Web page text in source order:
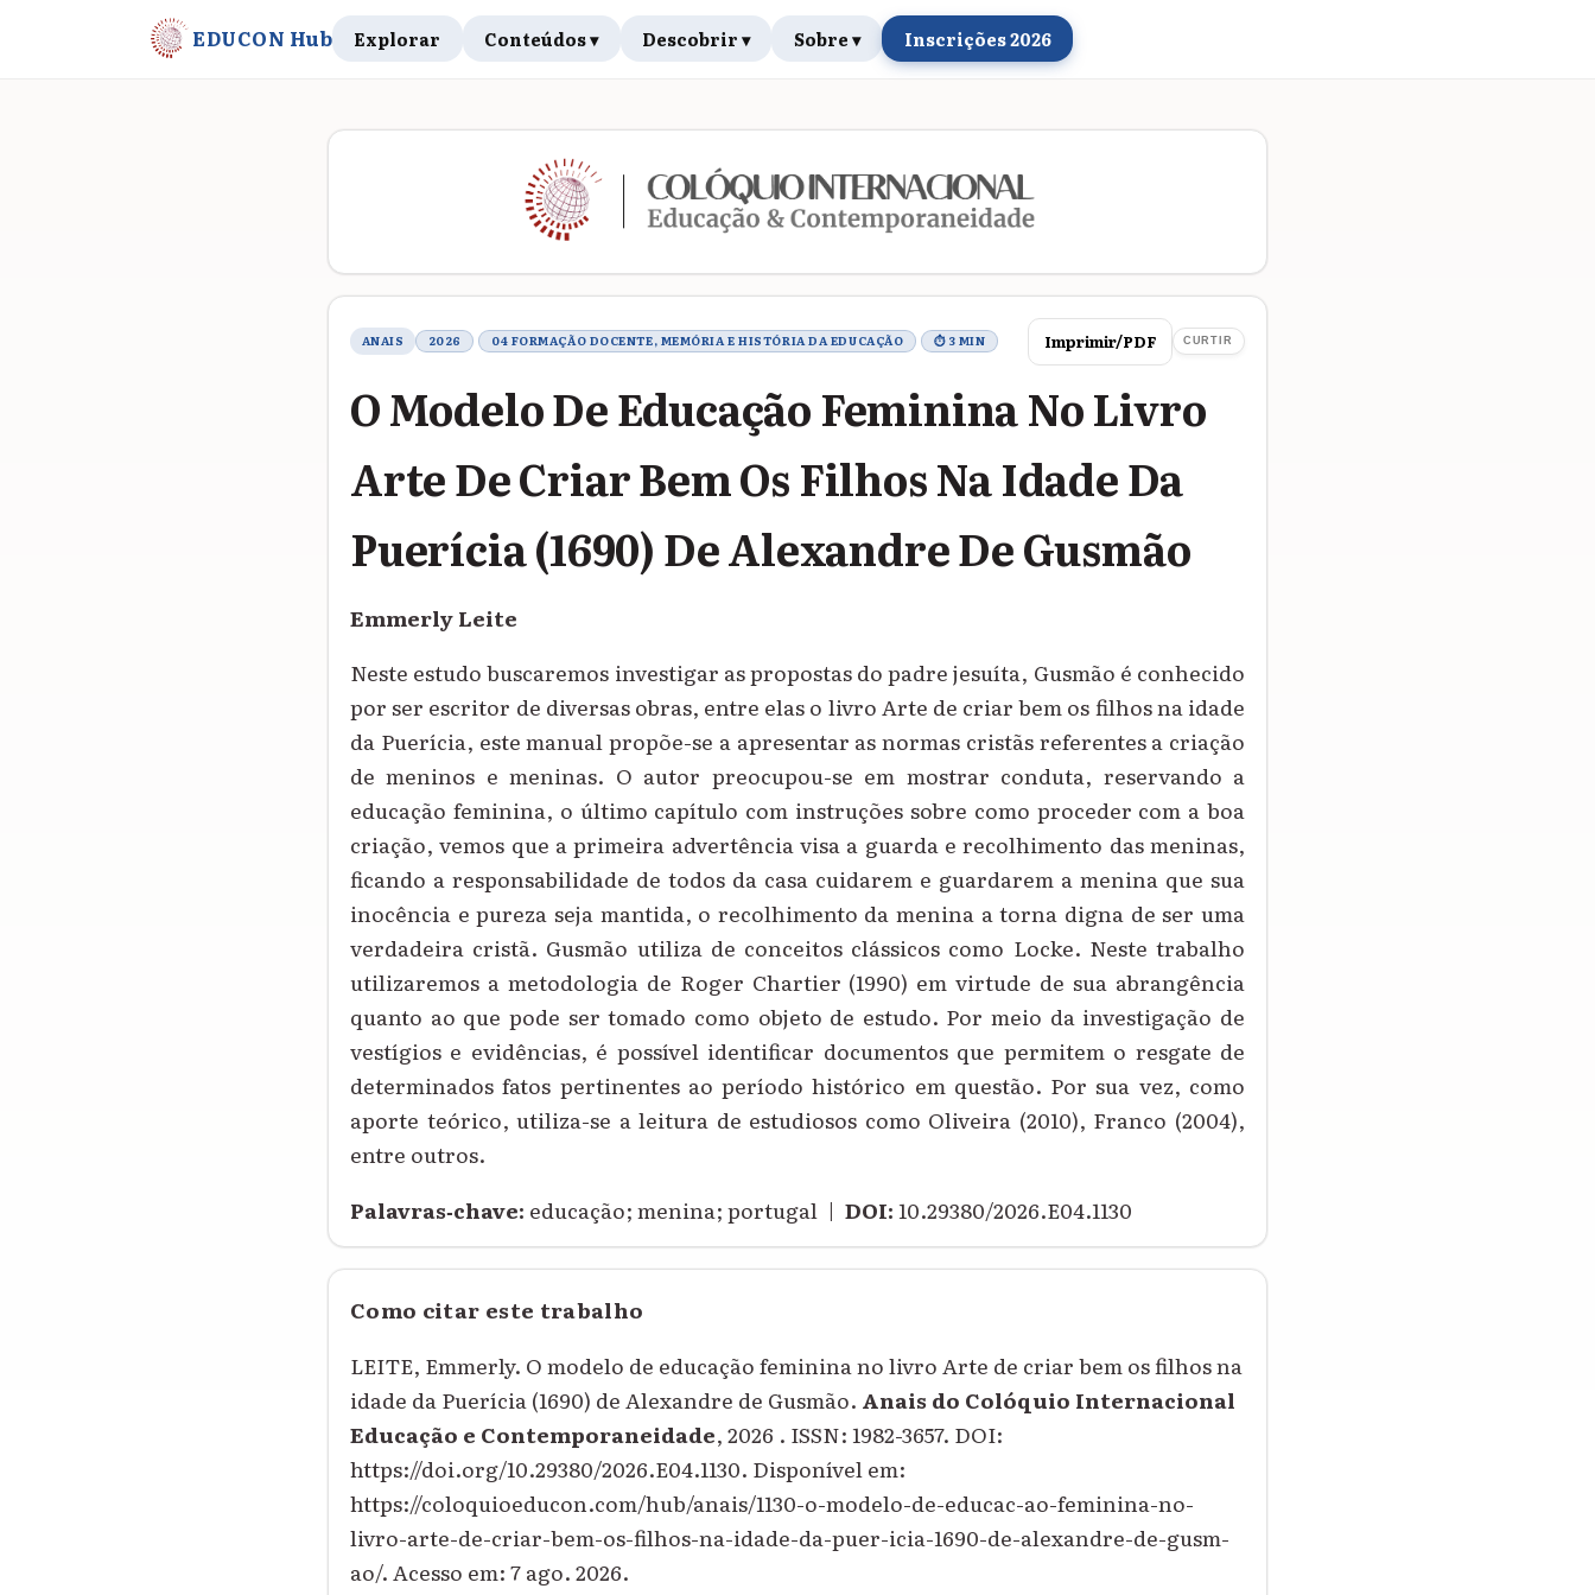
EDUCON Hub Explorar Conteúdos ▾ Descobrir ▾ Sobre ▾ Inscrições 2026
ANAIS 2026 04 FORMAÇÃO DOCENTE, MEMÓRIA E HISTÓRIA DA EDUCAÇÃO ⏱ 3 MIN Imprimir/PDF CURTIR
O Modelo De Educação Feminina No Livro
Arte De Criar Bem Os Filhos Na Idade Da
Puerícia (1690) De Alexandre De Gusmão
Emmerly Leite
Neste estudo buscaremos investigar as propostas do padre jesuíta, Gusmão é conhecido
por ser escritor de diversas obras, entre elas o livro Arte de criar bem os filhos na idade
da Puerícia, este manual propõe-se a apresentar as normas cristãs referentes a criação
de meninos e meninas. O autor preocupou-se em mostrar conduta, reservando a
educação feminina, o último capítulo com instruções sobre como proceder com a boa
criação, vemos que a primeira advertência visa a guarda e recolhimento das meninas,
ficando a responsabilidade de todos da casa cuidarem e guardarem a menina que sua
inocência e pureza seja mantida, o recolhimento da menina a torna digna de ser uma
verdadeira cristã. Gusmão utiliza de conceitos clássicos como Locke. Neste trabalho
utilizaremos a metodologia de Roger Chartier (1990) em virtude de sua abrangência
quanto ao que pode ser tomado como objeto de estudo. Por meio da investigação de
vestígios e evidências, é possível identificar documentos que permitem o resgate de
determinados fatos pertinentes ao período histórico em questão. Por sua vez, como
aporte teórico, utiliza-se a leitura de estudiosos como Oliveira (2010), Franco (2004),
entre outros.
Palavras‑chave: educação; menina; portugal | DOI:10.29380/2026.E04.1130
Como citar este trabalho
LEITE, Emmerly. O modelo de educação feminina no livro Arte de criar bem os filhos na
idade da Puerícia (1690) de Alexandre de Gusmão. Anais do Colóquio Internacional
Educação e Contemporaneidade, 2026 . ISSN: 1982-3657. DOI:
https://doi.org/10.29380/2026.E04.1130. Disponível em:
https://coloquioeducon.com/hub/anais/1130-o-modelo-de-educac-ao-feminina-no-
livro-arte-de-criar-bem-os-filhos-na-idade-da-puer-icia-1690-de-alexandre-de-gusm-
ao/. Acesso em: 7 ago. 2026.